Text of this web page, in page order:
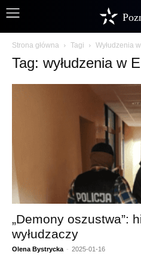
Strona główna Tagi Wyłudzenia
Tag: wyłudzenia w
„Demony oszustwa”:
wyłudzaczy
Olena Bystrycka - 2025-01-16